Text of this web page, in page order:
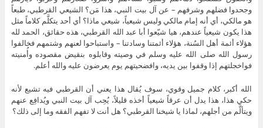
وجحدوا فضلهم وشرفهم – عن آل بيت النبي، هذا مَن؟ الشيعي القرطبي، طبعاً
هو مالكي، أي أنه إمام مالكي وليس شيعياً، شيعي ماذا؟ أي أحد يتكلَّم كلاماً مثل
هذا يكون شيعياً عندهم، هيا شيّعوا أبا عبد الله القرطبي، هذه حقائق، الحمد لله
هؤلاء أئمة أهل السُنة، هؤلاء أئمتنا وسادتنا – واستباحوا لعنهم وشتمهم فخالفوا
رسول الله صلى الله عليه وسلم في وصيته وقابلوه بنقيض مقصوده وأُمنيته
فواخجلتهم إذا وقفوا بين يديه، وافضحيتهم يوم يعرضون عليه والله أعلم.
الله أكبر، كلام جميل وقوي، سوف يُقال هذا يعني أن القرطبي فيه تشيع لأنه
حكي هذا، هذا يدل أن عرقاً شيعياً أخذه قليلاً، يُحِب آل بيت النبي ويُدافِع عنهم
ويتألَّم من أجلهم، لماذا يا شيخنا القرطبي؟ هل أنت لا تفهم الفقه وما إلى ذلك؟